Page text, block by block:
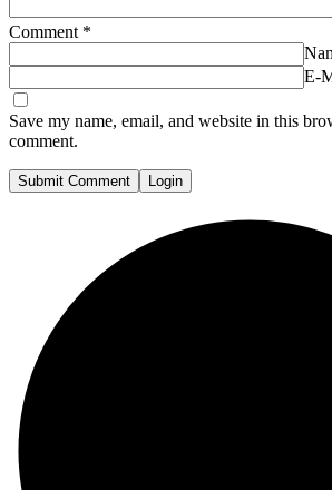
Comment *
E-
Save my name, email, and website in this
comment.
Submit Comment Login